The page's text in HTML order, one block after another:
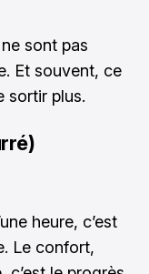
sont pas
Et souvent, ce
sortir plus.
heure, c’est
Le confort,